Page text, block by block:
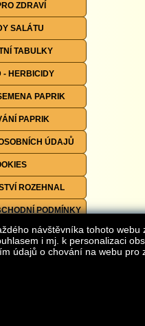
ZDRAVÍ
SALÁTU
TABULKY
- HERBICIDY
PAPRIK
PAPRIK
ÚDAJŮ
ROZEHNAL
PODMÍNKY
KE STAŽENÍ
návštěvníka tohoto
i mj. k personalizaci
údajů o chování na webu